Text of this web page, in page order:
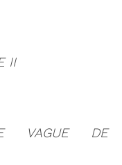
II
VAGUE DE